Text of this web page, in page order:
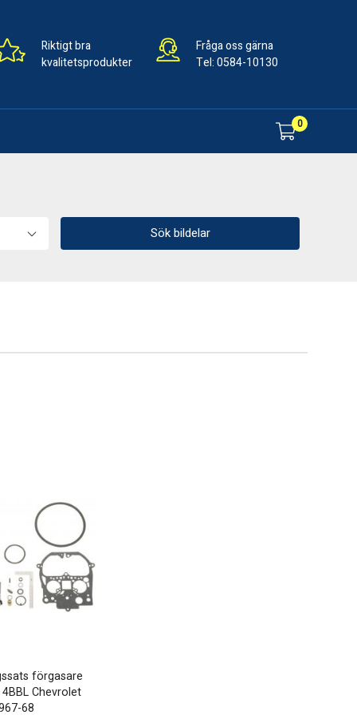
Riktigt bra
kvalitetsprodukter
Fråga oss gärna
Tel:0584-10130
0
Sök bildelar
förgasare
Chevrolet
68